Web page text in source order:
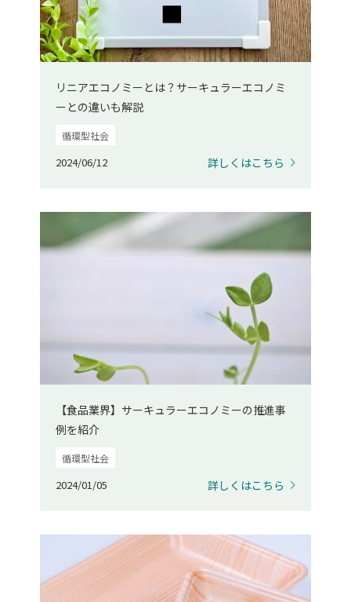
リニアエコノミーとは？サーキュラーエコノミ
ーとの違いも解説
循環型社会
2024/06/12 詳しくはこちら
【食品業界】サーキュラーエコノミーの推進事
例を紹介
循環型社会
2024/01/05 詳しくはこちら